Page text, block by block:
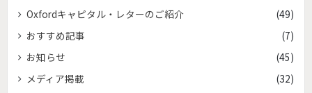
Oxfordキャピタル・レターのご紹介
(49)
おすすめ記事
(7)
お知らせ
(45)
メディア掲載
(32)